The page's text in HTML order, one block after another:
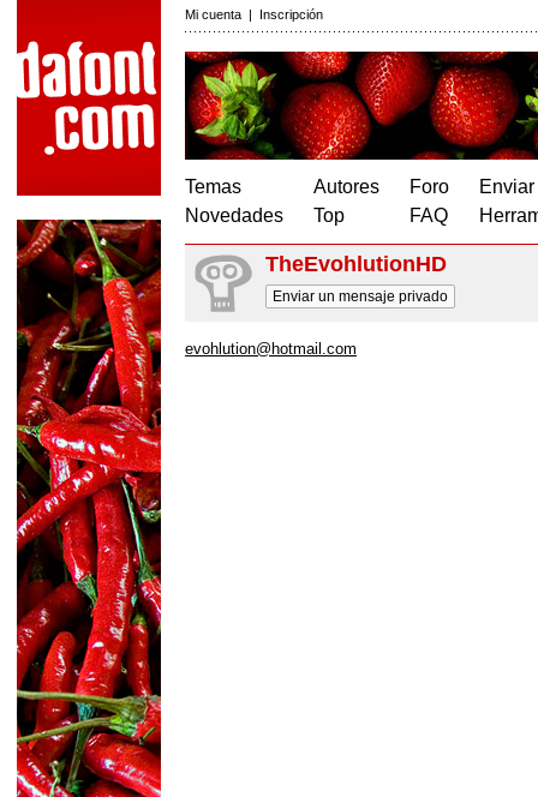
Mi cuenta | Inscripción
Temas
Novedades
Autores
Top
Foro
FAQ
TheEvohlutionHD
Enviar un mensaje privado
evohlution@hotmail.com